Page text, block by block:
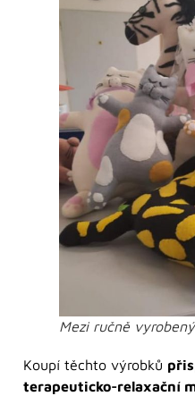
Mezi ručně
Koupí těchto výrobků
terapeuticko-relaxační